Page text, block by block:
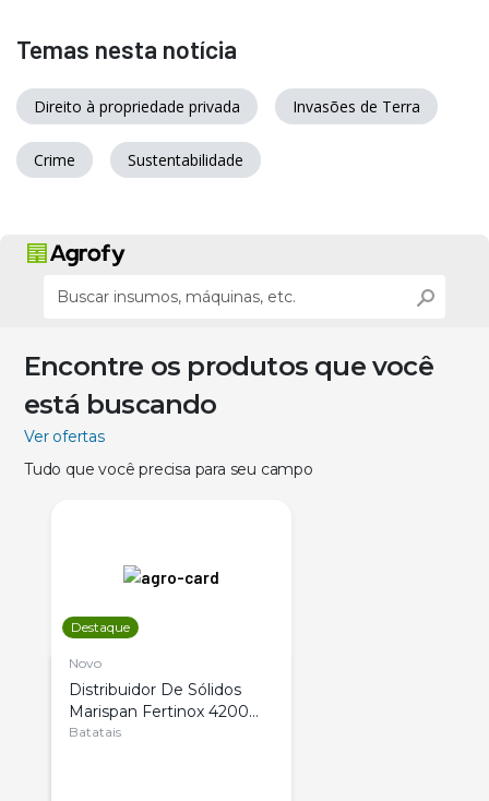
Temas nesta notícia
Direito à propriedade privada Invasões de Terra
Crime Sustentabilidade
Encontre os produtos que você
está buscando
Ver ofertas
Tudo que você precisa para seu campo
Destaque
Novo
Distribuidor De Sólidos
Marispan Fertinox 4200
Citrus
Batatais